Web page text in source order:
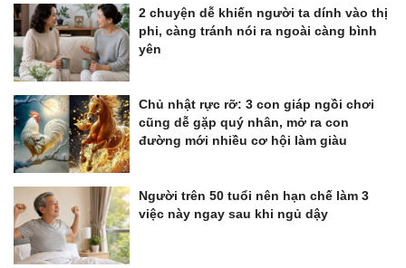
2 chuyện dễ khiến người ta dính vào thị
phi, càng tránh nói ra ngoài càng bình
yên
Chủ nhật rực rỡ: 3 con giáp ngồi chơi
cũng dễ gặp quý nhân, mở ra con
đường mới nhiều cơ hội làm giàu
Người trên 50 tuổi nên hạn chế làm 3
việc này ngay sau khi ngủ dậy